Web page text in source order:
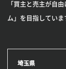
「買主と売主が自
ム」を目指していま
埼玉県